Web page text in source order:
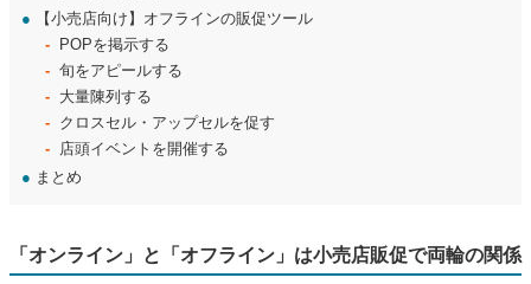
● 【小売店向け】オフラインの販促ツール
POPを掲示する
旬をアピールする
大量陳列する
クロスセル・アップセルを促す
店頭イベントを開催する
● まとめ
「オンライン」と「オフライン」は小売店販促で両輪の関係